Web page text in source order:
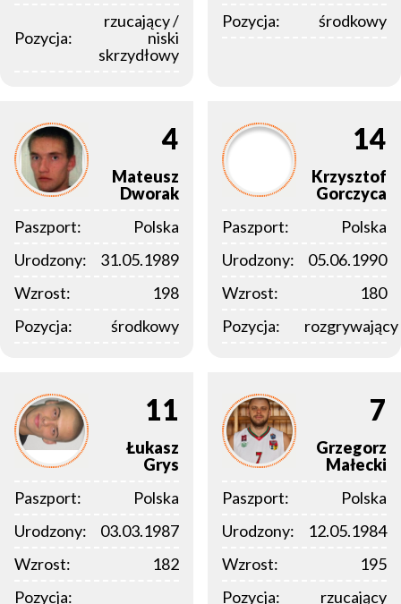
Pozycja:
rzucający /
niski
skrzydłowy
Pozycja:
środkowy
4
Mateusz
Dworak
Paszport:
Polska
Urodzony:
31.05.1989
Wzrost:
198
Pozycja:
środkowy
14
Krzysztof
Gorczyca
Paszport:
Polska
Urodzony:
05.06.1990
Wzrost:
180
Pozycja:
rozgrywający
11
Łukasz
Grys
Paszport:
Polska
Urodzony:
03.03.1987
Wzrost:
182
Pozycja:
7
Grzegorz
Małecki
Paszport:
Polska
Urodzony:
12.05.1984
Wzrost:
195
Pozycja:
rzucający